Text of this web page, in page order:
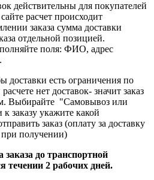
действительны для покупателей
расчет происходит
заказа сумма доставки
отдельной позицией.
поля: ФИО, адрес
есть ограничения по
нет доставок- значит заказ
Выбирайте "Самовывоз или
заказу укажите какой
заказ (оплату за доставку
при получении)
до транспортной
течении 2 рабочих дней.